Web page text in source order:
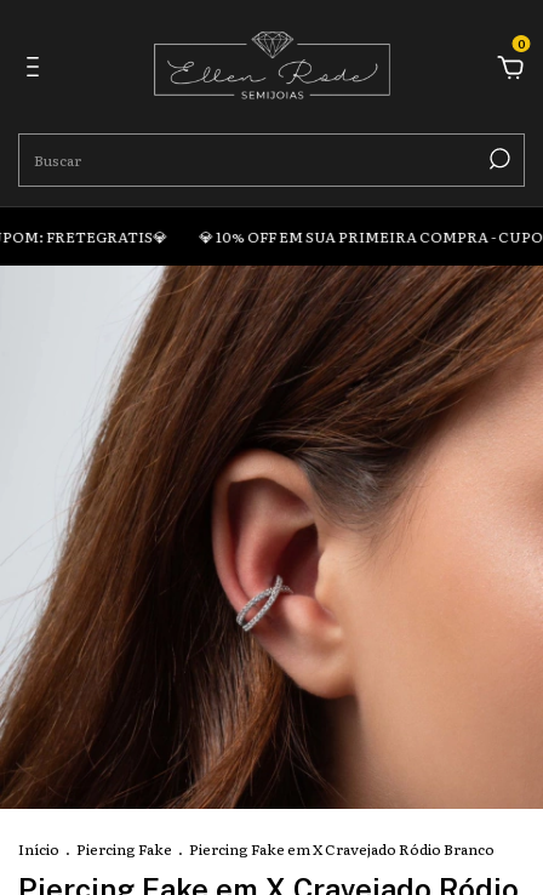
0
FRETEGRATIS💎 💎 10% OFF EM SUA PRIMEIRA COMPRA -
Início . Piercing Fake . Piercing Fake em X Cravejado Ródio Branco